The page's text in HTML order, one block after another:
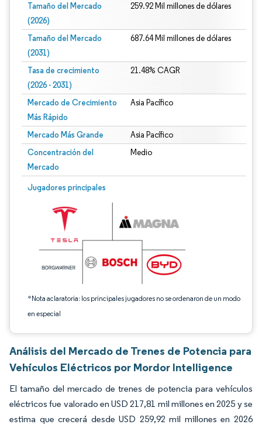
Tamaño del Mercado
(2026)
259.92 Mil millones de dólares
Tamaño del Mercado
(2031)
687.64 Mil millones de dólares
Tasa de crecimiento
(2026 - 2031)
21.48% CAGR
Mercado de Crecimiento
Más Rápido
Asia Pacífico
Mercado Más Grande Asia Pacífico
Concentración del
Mercado
Medio
Jugadores principales
*Nota aclaratoria: los principales jugadores no se ordenaron de un modo
en especial
Imagen © Mordor Intelligence. El uso requiere atribución según CC BY 4.0.
Análisis del Mercado de Trenes de Potencia para
Vehículos Eléctricos por Mordor Intelligence
El tamaño del mercado de trenes de potencia para vehículos
eléctricos fue valorado en USD 217,81 mil millones en 2025 y se
estima que crecerá desde USD 259,92 mil millones en 2026